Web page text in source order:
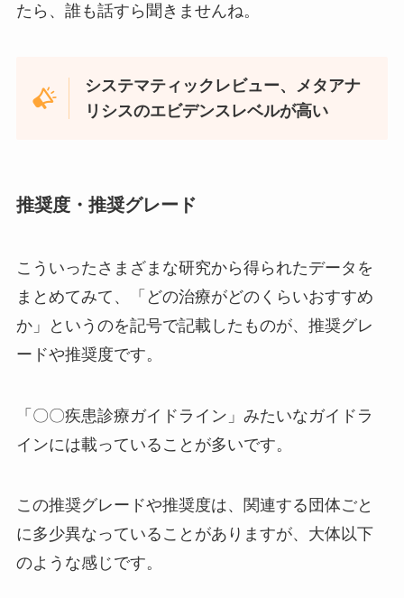
たら、誰も話すら聞きませんね。
システマティックレビュー、メタアナ
リシスのエビデンスレベルが高い
推奨度・推奨グレード
こういったさまざまな研究から得られたデータを
まとめてみて、「どの治療がどのくらいおすすめ
か」というのを記号で記載したものが、推奨グレ
ードや推奨度です。
「〇〇疾患診療ガイドライン」みたいなガイドラ
インには載っていることが多いです。
この推奨グレードや推奨度は、関連する団体ごと
に多少異なっていることがありますが、大体以下
のような感じです。